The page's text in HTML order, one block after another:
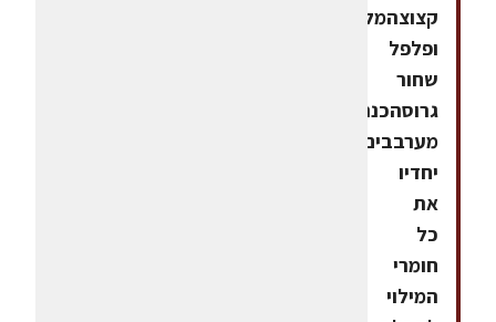
קצוצהמלח
ופלפל
שחור
גרוסהכנה:
מערבבים
יחדיו
את
כל
חומרי
המילוי